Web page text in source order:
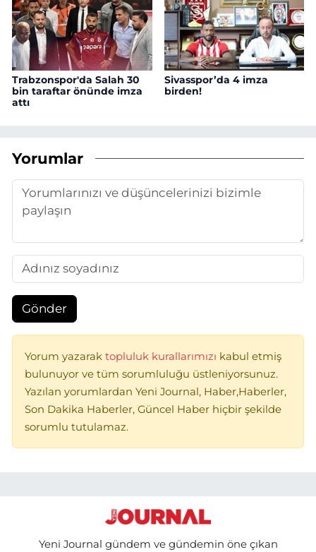
Trabzonspor'da Salah 30
bin taraftar önünde imza
attı
Sivasspor’da 4 imza
birden!
Yorumlar
Gönder
Yorum yazarak topluluk kurallarımızı kabul etmiş
bulunuyor ve tüm sorumluluğu üstleniyorsunuz.
Yazılan yorumlardan Yeni Journal, Haber,Haberler,
Son Dakika Haberler, Güncel Haber hiçbir şekilde
sorumlu tutulamaz.
Yeni Journal gündem ve gündemin öne çıkan